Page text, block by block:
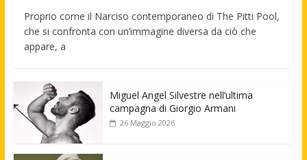
Proprio come il Narciso contemporaneo di The Pitti Pool,
che si confronta con un’immagine diversa da ciò che
appare, a
Miguel Angel Silvestre nell’ultima
campagna di Giorgio Armani
26 Maggio 2026